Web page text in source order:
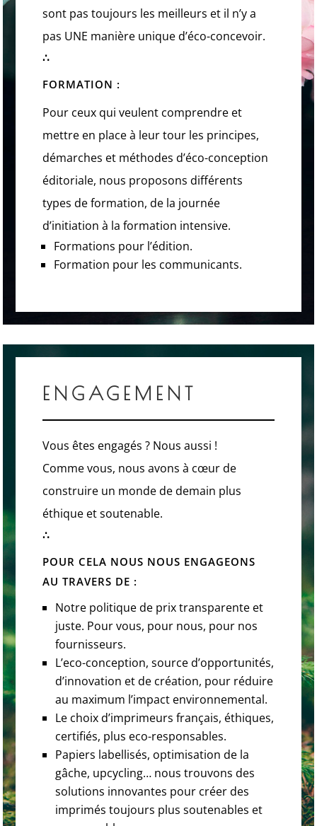
sont pas toujours les meilleurs et il n’y a
pas UNE manière unique d’éco-concevoir.
∴
FORMATION :
Pour ceux qui veulent comprendre et
mettre en place à leur tour les principes,
démarches et méthodes d’éco-conception
éditoriale, nous proposons différents
types de formation, de la journée
d’initiation à la formation intensive.
Formations pour l’édition.
Formation pour les communicants.
ENGAGEMENT
Vous êtes engagés ? Nous aussi !
Comme vous, nous avons à cœur de
construire un monde de demain plus
éthique et soutenable.
∴
POUR CELA NOUS NOUS ENGAGEONS
AU TRAVERS DE :
Notre politique de prix transparente et
juste. Pour vous, pour nous, pour nos
fournisseurs.
L’eco-conception, source d’opportunités,
d’innovation et de création, pour réduire
au maximum l’impact environnemental.
Le choix d’imprimeurs français, éthiques,
certifiés, plus eco-responsables.
Papiers labellisés, optimisation de la
gâche, upcycling… nous trouvons des
solutions innovantes pour créer des
imprimés toujours plus soutenables et